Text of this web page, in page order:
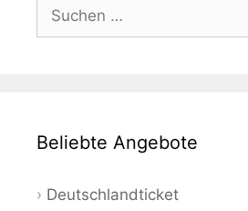
nach:
Beliebte Angebote
Deutschlandticket